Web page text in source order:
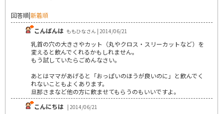
回答順|新着順
こんばんは ももひなさん | 2014/06/21
乳首の穴の大きさやカット（丸やクロス・スリーカットなど）を
変えると飲んでくれるかもしれません。
もう試していたらごめんなさい。
あとはママがあげると「おっぱいのほうが良いのに」と飲んでく
れないこともよくあります。
旦那さまなど他の方に飲ませてもらうのもいいですよ。
こんにちは | 2014/06/21